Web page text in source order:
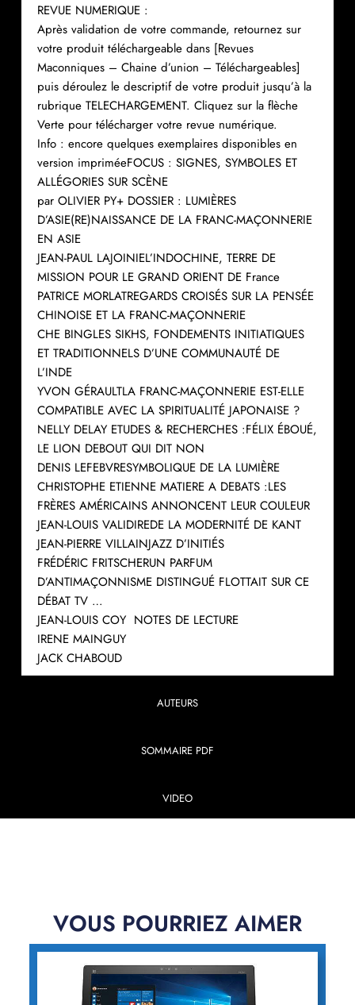
AUTEURS
SOMMAIRE PDF
VIDEO
REVUE NUMERIQUE :
Après validation de votre commande, retournez sur
votre produit téléchargeable dans [Revues
Maconniques – Chaine d’union – Téléchargeables]
puis déroulez le descriptif de votre produit jusqu’à la
rubrique TELECHARGEMENT. Cliquez sur la flèche
Verte pour télécharger votre revue numérique.
Info : encore quelques exemplaires disponibles en
version impriméeFOCUS : SIGNES, SYMBOLES ET
ALLÉGORIES SUR SCÈNE
par OLIVIER PY+ DOSSIER : LUMIÈRES
D’ASIE(RE)NAISSANCE DE LA FRANC-MAÇONNERIE
EN ASIE
JEAN-PAUL LAJOINIEL’INDOCHINE, TERRE DE
MISSION POUR LE GRAND ORIENT DE France
PATRICE MORLATREGARDS CROISÉS SUR LA PENSÉE
CHINOISE ET LA FRANC-MAÇONNERIE
CHE BINGLES SIKHS, FONDEMENTS INITIATIQUES
ET TRADITIONNELS D’UNE COMMUNAUTÉ DE
L’INDE
YVON GÉRAULTLA FRANC-MAÇONNERIE EST-ELLE
COMPATIBLE AVEC LA SPIRITUALITÉ JAPONAISE ?
NELLY DELAY ETUDES & RECHERCHES :FÉLIX ÉBOUÉ,
LE LION DEBOUT QUI DIT NON
DENIS LEFEBVRESYMBOLIQUE DE LA LUMIÈRE
CHRISTOPHE ETIENNE MATIERE A DEBATS :LES
FRÈRES AMÉRICAINS ANNONCENT LEUR COULEUR
JEAN-LOUIS VALIDIREDE LA MODERNITÉ DE KANT
JEAN-PIERRE VILLAINJAZZ D’INITIÉS
FRÉDÉRIC FRITSCHERUN PARFUM
D’ANTIMAÇONNISME DISTINGUÉ FLOTTAIT SUR CE
DÉBAT TV …
JEAN-LOUIS COY NOTES DE LECTURE
IRENE MAINGUY
JACK CHABOUD
VOUS POURRIEZ AIMER